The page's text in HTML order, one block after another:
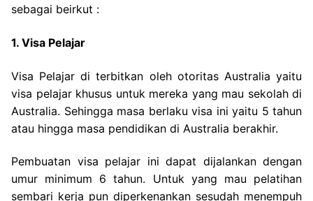
sebagai beirkut :
1. Visa Pelajar
Visa Pelajar di terbitkan oleh otoritas Australia yaitu
visa pelajar khusus untuk mereka yang mau sekolah di
Australia. Sehingga masa berlaku visa ini yaitu 5 tahun
atau hingga masa pendidikan di Australia berakhir.
Pembuatan visa pelajar ini dapat dijalankan dengan
umur minimum 6 tahun. Untuk yang mau pelatihan
sembari kerja pun diperkenankan sesudah menempuh